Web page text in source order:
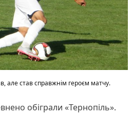
але став справжнім героєм матчу.
обіграли «Тернопіль».